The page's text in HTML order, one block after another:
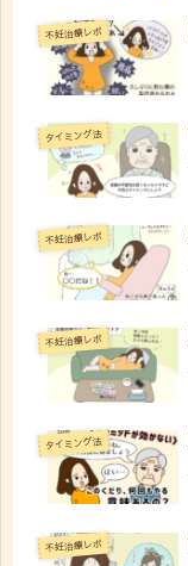
不妊治療レポ
タイミング法
不妊治療レポ
不妊治療レポ
タイミング法
不妊治療レポ